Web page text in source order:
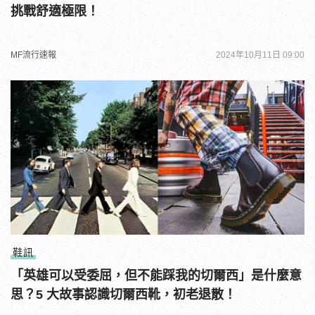
挑戰舒適極限！
MF流行速報 2024年10月11日 09:00
鞋訊
「英雄可以受委屈，但不能踩我的切爾西」是什麼意
思？5 大故事認識切爾西靴，初老退散！